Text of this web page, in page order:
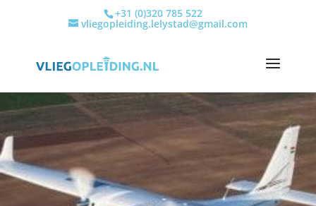
+31 (0)320 785 522
vliegopleiding.lelystad@gmail.com